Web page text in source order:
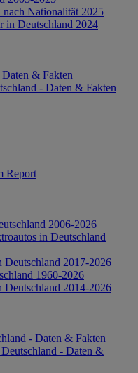
Nationalität 2025
in Deutschland 2024
& Fakten
- Daten & Fakten
Report
2006-2026
in Deutschland
2017-2026
1960-2026
2014-2026
- Daten & Fakten
- Daten &